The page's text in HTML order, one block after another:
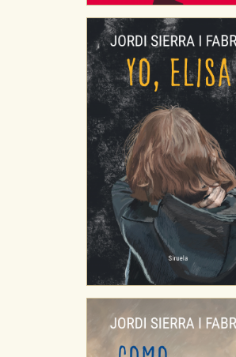
CONFIGURACIÓN DE
HABILITAR TODO
Cookies necesarias
Estas cookies son necesarias para
web funcione y no es posible
nuestro sistema. Es posible hacerlo
navegador, pero en ese caso es
áreas de nuestra web dejen de
correctamente.
Cookies de rendimiento y analíticas